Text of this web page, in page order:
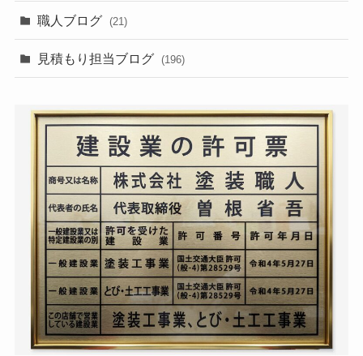
職人ブログ (21)
見積もり担当ブログ (196)